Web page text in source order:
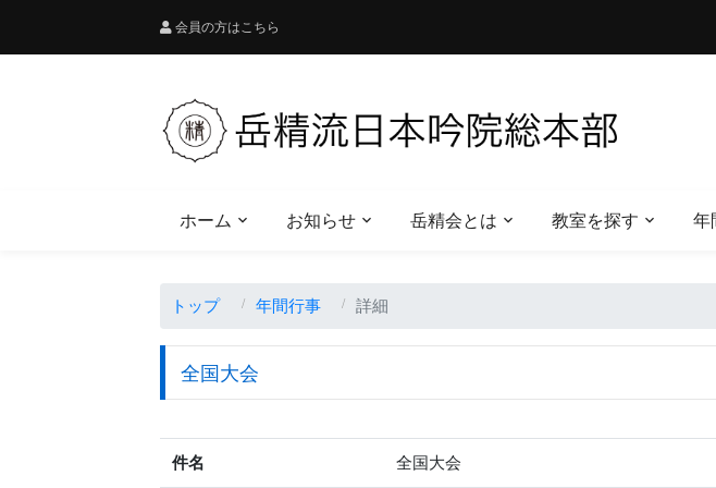
会員の方はこちら
ホーム お知らせ 岳精会とは 教室を探す 年
トップ 年間行事 詳細
全国大会
件名 全国大会